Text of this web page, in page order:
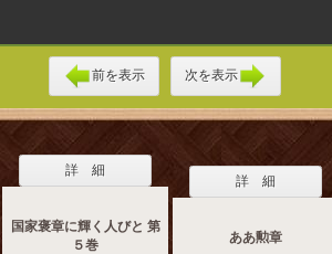
前を表示 次を表示
詳 細
国家褒章に輝く人びと 第
５巻
詳 細
ああ勲章